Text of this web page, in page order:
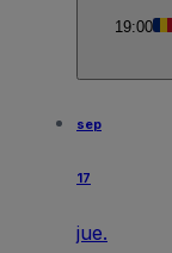
19:00
sep
17
jue.